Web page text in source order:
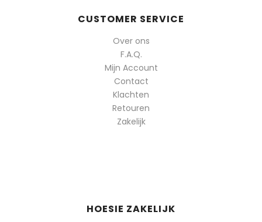
CUSTOMER SERVICE
Over ons
F.A.Q.
Mijn Account
Contact
Klachten
Retouren
Zakelijk
HOESIE ZAKELIJK